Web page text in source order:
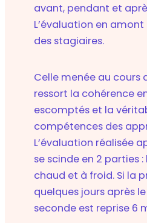
avant, pendant et
L’évaluation en
des stagiaires.
Celle menée au cours
ressort la cohérence
escomptés et la
compétences des
L’évaluation réalisée
se scinde en 2 parties
chaud et à froid. Si la
quelques jours après
seconde est reprise 6